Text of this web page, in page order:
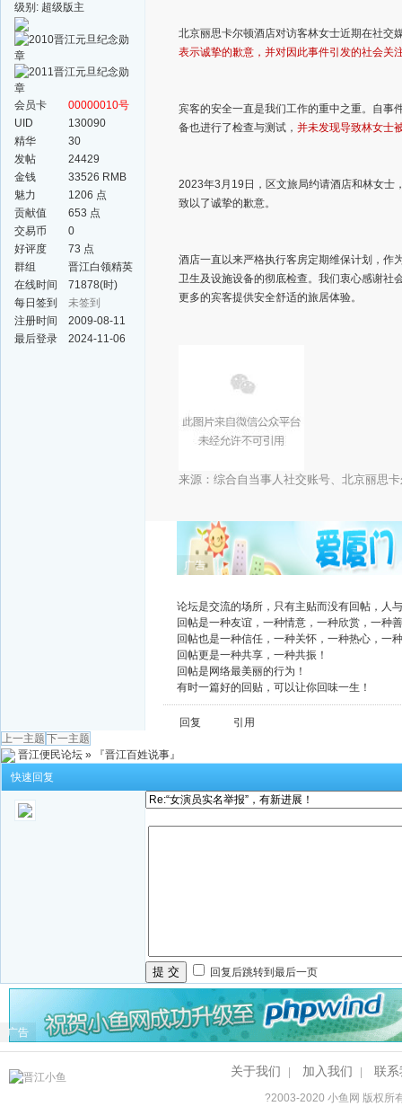
级别: 超级版主
会员卡
00000010号
UID
130090
精华
30
发帖
24429
金钱
33526 RMB
魅力
1206 点
贡献值
653 点
交易币
0
好评度
73 点
群组
晋江白领精英
群
在线时间
71878(时)
每日签到
未签到
注册时间
2009-08-11
最后登录
2024-11-06
北京丽思卡尔顿酒店对访客林女士近期在社交
表示诚挚的歉意，并对因此事件引发的社会关
宾客的安全一直是我们工作的重中之重。自事
备也进行了检查与测试， 并未发现导致林女士
2023年3月19日，区文旅局约请酒店和林女士
致以了诚挚的歉意。
酒店一直以来严格执行客房定期维保计划，作
卫生及设施设备的彻底检查。我们衷心感谢社
更多的宾客提供安全舒适的旅居体验。
来源：综合自当事人社交账号、北京丽思
广告
论坛是交流的场所，只有主贴而没有回帖，人
回帖是一种友谊，一种情意，一种欣赏，一种
回帖也是一种信任，一种关怀，一种热心，一
回帖更是一种共享，一种共振！
回帖是网络最美丽的行为！
有时一篇好的回贴，可以让你回味一生！
回复
引用
上一主题 下一主题
晋江便民论坛 »
『晋江百姓说事』
快速回复
提 交 回复后跳转到最后一页
广告
关于我们 加入我们 联系
?2003-2020小鱼网 版权所